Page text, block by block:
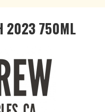
2023 750ML